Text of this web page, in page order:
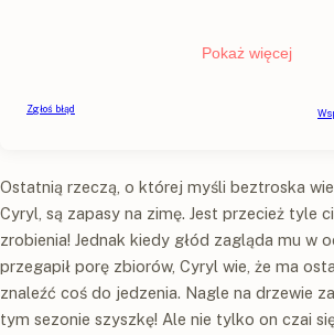
Ostatnią rzeczą, o której myśli beztroska
Cyryl, są zapasy na zimę. Jest przecież tyle
zrobienia! Jednak kiedy głód zagląda mu w
przegapił porę zbiorów, Cyryl wie, że ma
znaleźć coś do jedzenia. Nagle na drzewie
tym sezonie szyszkę! Ale nie tylko on czai